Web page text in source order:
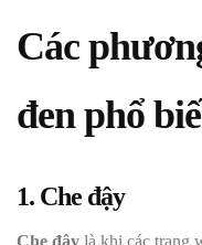
Các
đen phổ
1. Che đậy
Che đậy là khi các trang